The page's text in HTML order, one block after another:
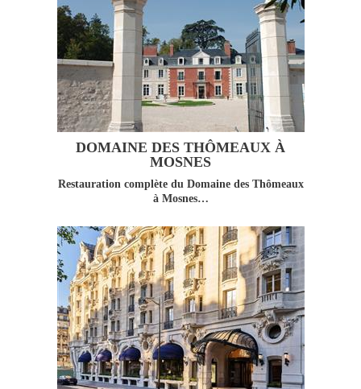
DOMAINE DES THÔMEAUX À
MOSNES
Restauration complète du Domaine des Thômeaux
à Mosnes…